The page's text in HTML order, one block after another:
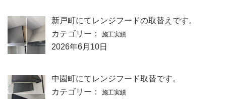
新戸町にてレンジフードの取替えです。
カテゴリー：
施工実績
2026年6月10日
中園町にてレンジフード取替です。
カテゴリー：
施工実績